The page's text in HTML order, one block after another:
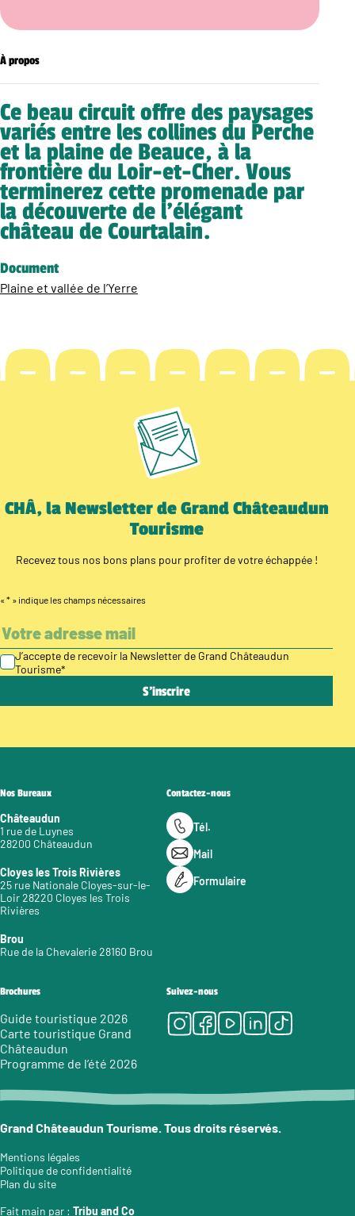
À propos
Ce beau circuit offre des paysages
variés entre les collines du Perche
et la plaine de Beauce, à la
frontière du Loir-et-Cher. Vous
terminerez cette promenade par
la découverte de l’élégant
château de Courtalain.
Document
Plaine et vallée de l’Yerre
CHÂ, la Newsletter de Grand Châteaudun
Tourisme
Recevez tous nos bons plans pour profiter de votre échappée !
« * » indique les champs nécessaires
J’accepte de recevoir la Newsletter de Grand Châteaudun
Tourisme*
Nos Bureaux
Châteaudun
1 rue de Luynes
28200 Châteaudun
Cloyes les Trois Rivières
25 rue Nationale Cloyes-sur-le-
Loir 28220 Cloyes les Trois
Rivières
Brou
Rue de la Chevalerie 28160 Brou
Contactez-nous
Tél.
Mail
Formulaire
Brochures
Guide touristique 2026
Carte touristique Grand
Châteaudun
Programme de l’été 2026
Suivez-nous
Instagram
Facebook
Youtube
LinkedIn
Tiktok
Grand Châteaudun Tourisme. Tous droits réservés.
Mentions légales
Politique de confidentialité
Plan du site
Fait main par : Tribu and Co